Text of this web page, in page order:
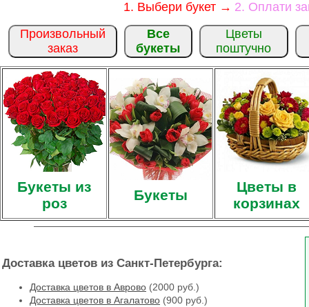
1. Выбери букет → 2. Оплати
Произвольный
заказ
Все
букеты
Цветы
поштучно
Букеты из
роз
Букеты
Цветы в
корзинах
Доставка цветов из Санкт-Петербурга:
Доставка цветов в Аврово (2000 руб.)
Доставка цветов в Агалатово (900 руб.)